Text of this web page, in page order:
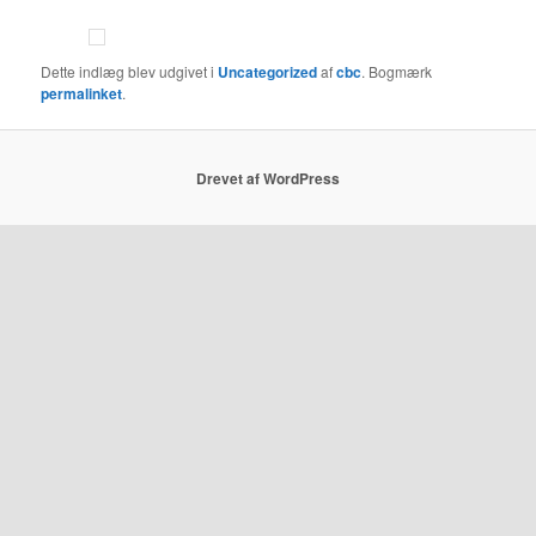
Dette indlæg blev udgivet i Uncategorizedafcbc. Bogmærk
permalinket.
Drevet af WordPress